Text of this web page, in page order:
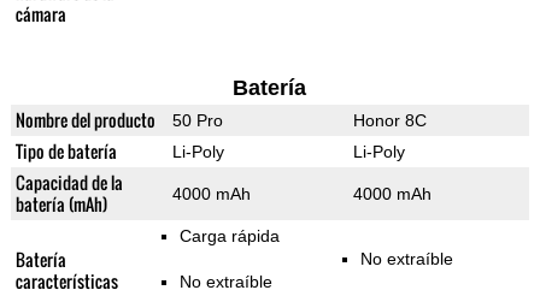
cámara
Batería
Nombre del producto 50 Pro Honor 8C
Tipo de batería Li-Poly Li-Poly
Capacidad de la
batería (mAh)
4000 mAh 4000 mAh
Batería
características
Carga rápida
No extraíble
No extraíble